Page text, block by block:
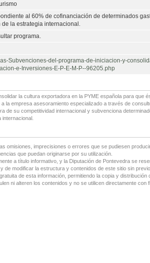
al 60% de cofinanciación de determinados
la estrategia internacional.
programa.
Subvenciones-del-programa-de-iniciacion-y-
e-Inversiones-E-P-E-M-P--96205.php
la cultura exportadora en la PYME española para que
la empresa asesoramiento especializado a través de
de su competitividad internacional y subvenciona
omisiones, imprecisiones o errores que se pudiesen
que puedan originarse por su utilización.
a título informativo, y la Diputación de Pontevedra se
de modificar la estructura y contenidos de este sitio sin
de esta información, permitiendo la copia y distribución
ni alteren los contenidos y no se utilicen directamente con